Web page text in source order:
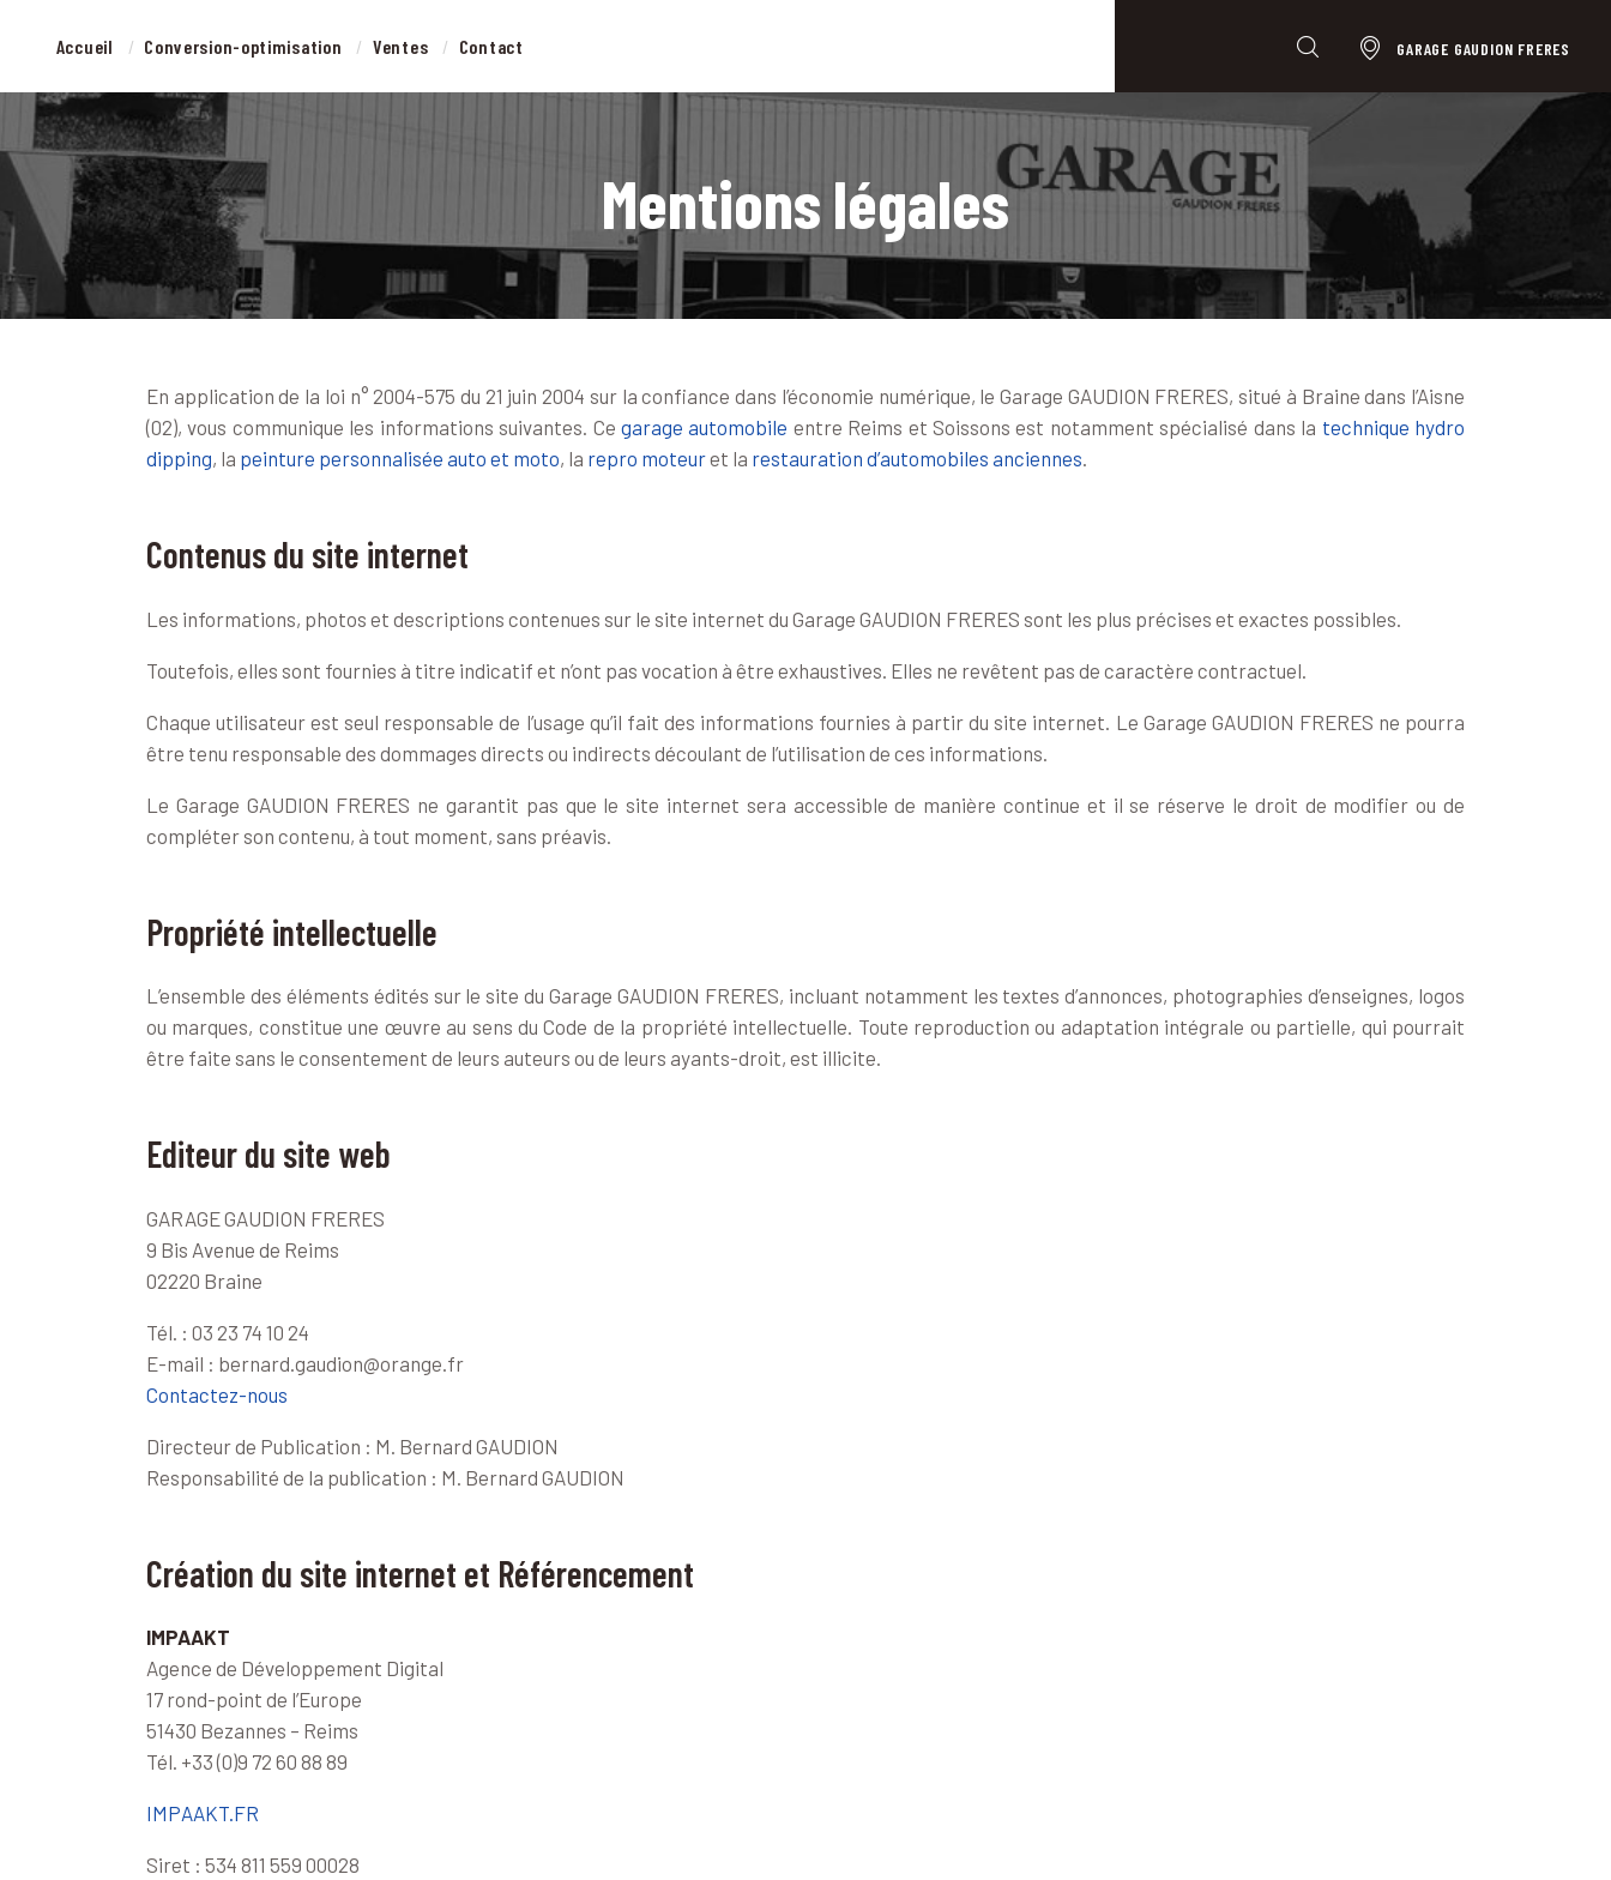
Accueil Conversion-optimisation Ventes Contact GARAGE GAUDION FRERES
Mentions légales
ACCUEIL
CONVERSION-OPTIMISATION
CONTACT
En application de la loi n° 2004-575 du 21 juin 2004 sur la confiance dans l’économie numérique, le Garage GAUDION FRERES, situé à Braine dans l’Aisne
(02), vous communique les informations suivantes. Ce garage automobile entre Reims et Soissons est notamment spécialisé dans la technique hydro
dipping, la peinture personnalisée auto et moto, la repro moteuret la restauration d’automobiles anciennes.
Contenus du site internet
Les informations, photos et descriptions contenues sur le site internet du Garage GAUDION FRERES sont les plus précises et exactes possibles.
Toutefois, elles sont fournies à titre indicatif et n’ont pas vocation à être exhaustives. Elles ne revêtent pas de caractère contractuel.
Chaque utilisateur est seul responsable de l’usage qu’il fait des informations fournies à partir du site internet. Le Garage GAUDION FRERES ne pourra
être tenu responsable des dommages directs ou indirects découlant de l’utilisation de ces informations.
Le Garage GAUDION FRERES ne garantit pas que le site internet sera accessible de manière continue et il se réserve le droit de modifier ou de
compléter son contenu, à tout moment, sans préavis.
Propriété intellectuelle
L’ensemble des éléments édités sur le site du Garage GAUDION FRERES, incluant notamment les textes d’annonces, photographies d’enseignes, logos
ou marques, constitue une œuvre au sens du Code de la propriété intellectuelle. Toute reproduction ou adaptation intégrale ou partielle, qui pourrait
être faite sans le consentement de leurs auteurs ou de leurs ayants-droit, est illicite.
Editeur du site web
GARAGE GAUDION FRERES
9 Bis Avenue de Reims
02220 Braine
Tél. : 03 23 74 10 24
E-mail : bernard.gaudion@orange.fr
Contactez-nous
Directeur de Publication : M. Bernard GAUDION
Responsabilité de la publication : M. Bernard GAUDION
Création du site internet et Référencement
IMPAAKT
Agence de Développement Digital
17 rond-point de l’Europe
51430 Bezannes – Reims
Tél. +33 (0)9 72 60 88 89
IMPAAKT.FR
Siret : 534 811 559 00028